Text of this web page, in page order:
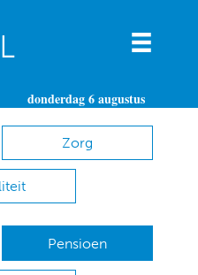
donderdag 6 augustus
Zorg
Pensioen